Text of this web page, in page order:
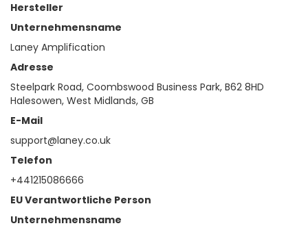
Hersteller
Unternehmensname
Laney Amplification
Adresse
Steelpark Road, Coombswood Business Park, B62 8HD
Halesowen, West Midlands, GB
E-Mail
support@laney.co.uk
Telefon
+441215086666
EU Verantwortliche Person
Unternehmensname